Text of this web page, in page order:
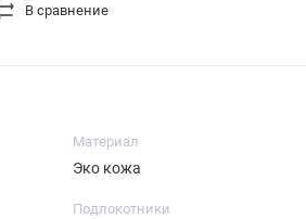
В сравнение
Материал
Эко кожа
Подлокотники